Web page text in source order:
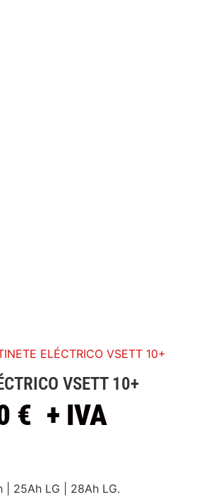
ELÉCTRICO VSETT 10+
VSETT 10+
€ + IVA
| 25Ah LG | 28Ah LG.